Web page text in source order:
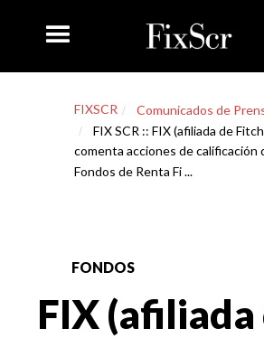
FIXSCR
Comunicados de
FIX SCR :: FIX (afiliada de
comenta acciones de calificación
Fondos de Renta Fi ...
FONDOS
FIX (afiliada